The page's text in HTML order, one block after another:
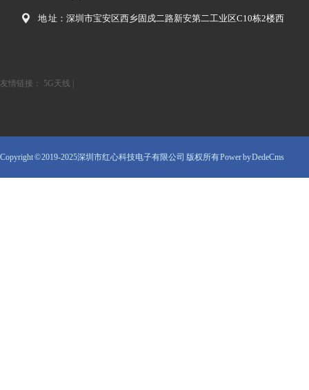
地 址：深圳市宝安区西乡固戍二路新安第二工业区C10栋2楼西
友情链接： 5G天线
Copyright © 2019-2025深圳市红心科技电子有限公司 版权所有Power by DedeCms